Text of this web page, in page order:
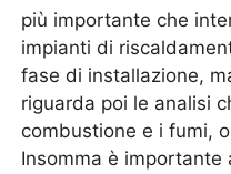
più importante che
impianti di
fase di installazione,
riguarda poi le analisi
combustione e i fumi,
Insomma è importante